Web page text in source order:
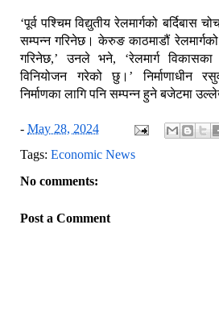
‘पूर्व पश्चिम विद्युतीय रेलमार्गको बर्दिबास
सम्पन्न गरिनेछ। केरुङ काठमाडौं
गरिनेछ,’ उनले भने, ‘रेलमार्ग
विनियोजन गरेको छु।’ निर्माणाधीन
निर्माणका लागि पनि सम्पन्न हुने बजेटमा
- May 28, 2024
Tags: Economic News
No comments:
Post a Comment